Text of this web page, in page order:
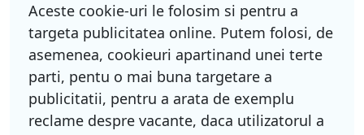
Aceste cookie-uri le folosim si pentru a
targeta publicitatea online. Putem folosi, de
asemenea, cookieuri apartinand unei terte
parti, pentu o mai buna targetare a
publicitatii, pentru a arata de exemplu
reclame despre vacante, daca utilizatorul a